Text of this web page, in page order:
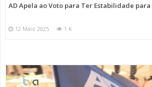
AD Apela ao Voto para Ter Estabilidade
12 Maio 2025 1 K